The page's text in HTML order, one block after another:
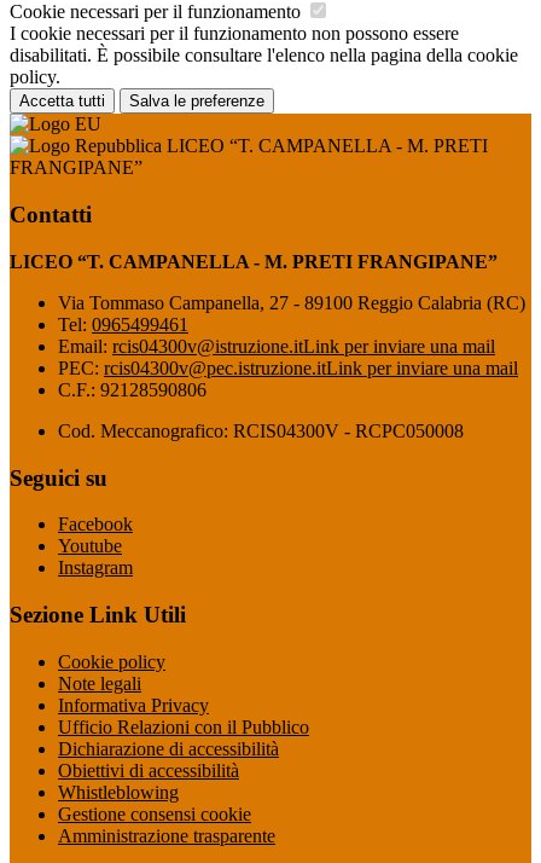
Cookie necessari per il funzionamento
I cookie necessari per il funzionamento non possono essere
disabilitati. È possibile consultare l'elenco nella pagina della cookie
policy.
Accetta tutti Salva le preferenze
LICEO “T. CAMPANELLA - M. PRETI
FRANGIPANE”
Contatti
LICEO “T. CAMPANELLA - M. PRETI FRANGIPANE”
Via Tommaso Campanella, 27 - 89100 Reggio Calabria (RC)
Tel: 0965499461
Email: rcis04300v@istruzione.itLink per inviare una mail
PEC: rcis04300v@pec.istruzione.itLink per inviare una mail
C.F.: 92128590806
Cod. Meccanografico: RCIS04300V - RCPC050008
Seguici su
Facebook
Youtube
Instagram
Sezione Link Utili
Cookie policy
Note legali
Informativa Privacy
Ufficio Relazioni con il Pubblico
Dichiarazione di accessibilità
Obiettivi di accessibilità
Whistleblowing
Gestione consensi cookie
Amministrazione trasparente